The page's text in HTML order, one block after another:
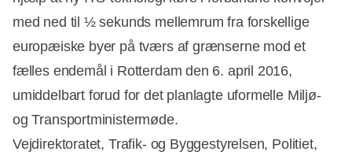
med ned til ½ sekunds mellemrum fra forskellige
europæiske byer på tværs af grænserne mod et
fælles endemål i Rotterdam den 6. april 2016,
umiddelbart forud for det planlagte uformelle Miljø-
og Transportministermøde.
Vejdirektoratet, Trafik- og Byggestyrelsen, Politiet,